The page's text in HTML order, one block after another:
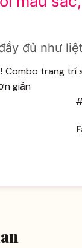
đủ như
Combo trang trí
giản